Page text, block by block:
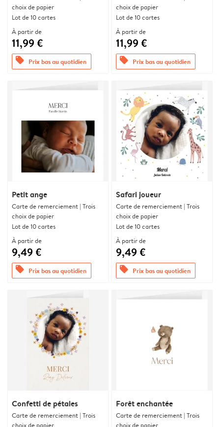
choix de papier
Lot de 10 cartes
À partir de
11,99 €
offers Prix bas au quotidien
choix de papier
Lot de 10 cartes
À partir de
11,99 €
offers Prix bas au quotidien
Petit ange
Carte de remerciement | Trois
choix de papier
Lot de 10 cartes
À partir de
9,49 €
offers Prix bas au quotidien
Safari joueur
Carte de remerciement | Trois
choix de papier
Lot de 10 cartes
À partir de
9,49 €
offers Prix bas au quotidien
Confetti de pétales
Carte de remerciement | Trois
choix de papier
Forêt enchantée
Carte de remerciement | Trois
choix de papier